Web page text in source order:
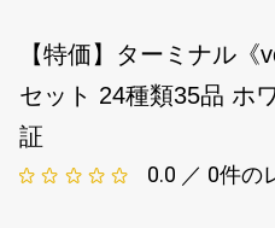
【特価】ターミナル
セット 24種類35品 ホ
証
0.0 ／ 0件の